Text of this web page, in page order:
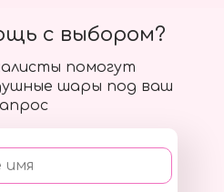
помогут
шары под ваш
имя
с выбором?